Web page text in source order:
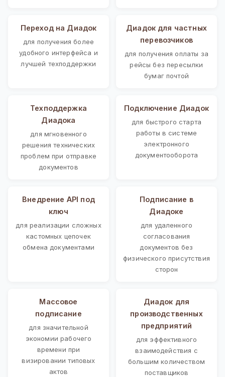
Переход на Диадок
для получения более
удобного интерфейса и
лучшей техподдержки
Диадок для частных
перевозчиков
для получения оплаты за
рейсы без пересылки
бумаг почтой
Техподдержка
Диадока
для мгновенного
решения технических
проблем при отправке
документов
Подключение Диадок
для быстрого старта
работы в системе
электронного
документооборота
Внедрение API под
ключ
для реализации сложных
кастомных цепочек
обмена документами
Подписание в
Диадоке
для удаленного
согласования
документов без
физического присутствия
сторон
Массовое
подписание
для значительной
экономии рабочего
времени при
визировании типовых
актов
Диадок для
производственных
предприятий
для эффективного
взаимодействия с
большим количеством
поставщиков